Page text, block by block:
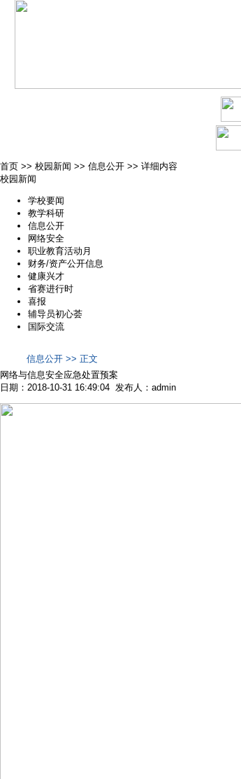
首页 >> 校园新闻 >> 信息公开 >> 详细内容
校园新闻
学校要闻
教学科研
信息公开
网络安全
职业教育活动月
财务/资产公开信息
健康兴才
省赛进行时
喜报
辅导员初心荟
国际交流
信息公开 >> 正文
网络与信息安全应急处置预案
日期：2018-10-31 16:49:04 发布人：admin